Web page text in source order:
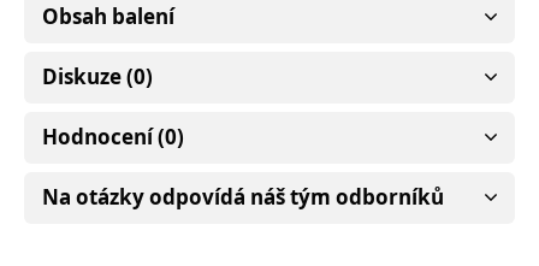
Obsah balení
Diskuze (0)
Hodnocení (0)
Na otázky odpovídá náš tým odborníků